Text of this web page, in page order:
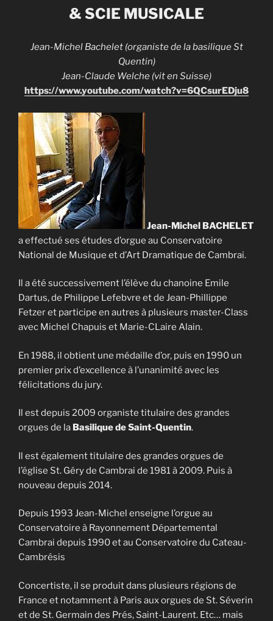
& SCIE MUSICALE
Jean-Michel Bachelet (organiste de la basilique St
Quentin)
Jean-Claude Welche (vit en Suisse)
https://www.youtube.com/watch?v=6QCsurEDju8
Jean-Michel BACHELET
a effectué ses études d’orgue au Conservatoire
National de Musique et d’Art Dramatique de Cambrai.
Il a été successivement l’élève du chanoine Emile
Dartus, de Philippe Lefebvre et de Jean-Phillippe
Fetzer et participe en autres à plusieurs master-Class
avec Michel Chapuis et Marie-CLaire Alain.
En 1988, il obtient une médaille d’or, puis en 1990 un
premier prix d’excellence à l’unanimité avec les
félicitations du jury.
Il est depuis 2009 organiste titulaire des grandes
orgues de la Basilique de Saint-Quentin.
Il est également titulaire des grandes orgues de
l’église St. Géry de Cambrai de 1981 à 2009. Puis à
nouveau depuis 2014.
Depuis 1993 Jean-Michel enseigne l’orgue au
Conservatoire à Rayonnement Départemental
Cambrai depuis 1990 et au Conservatoire du Cateau-
Cambrésis
Concertiste, il se produit dans plusieurs régions de
France et notamment à Paris aux orgues de St. Séverin
et de St. Germain des Prés, Saint-Laurent. Etc… mais